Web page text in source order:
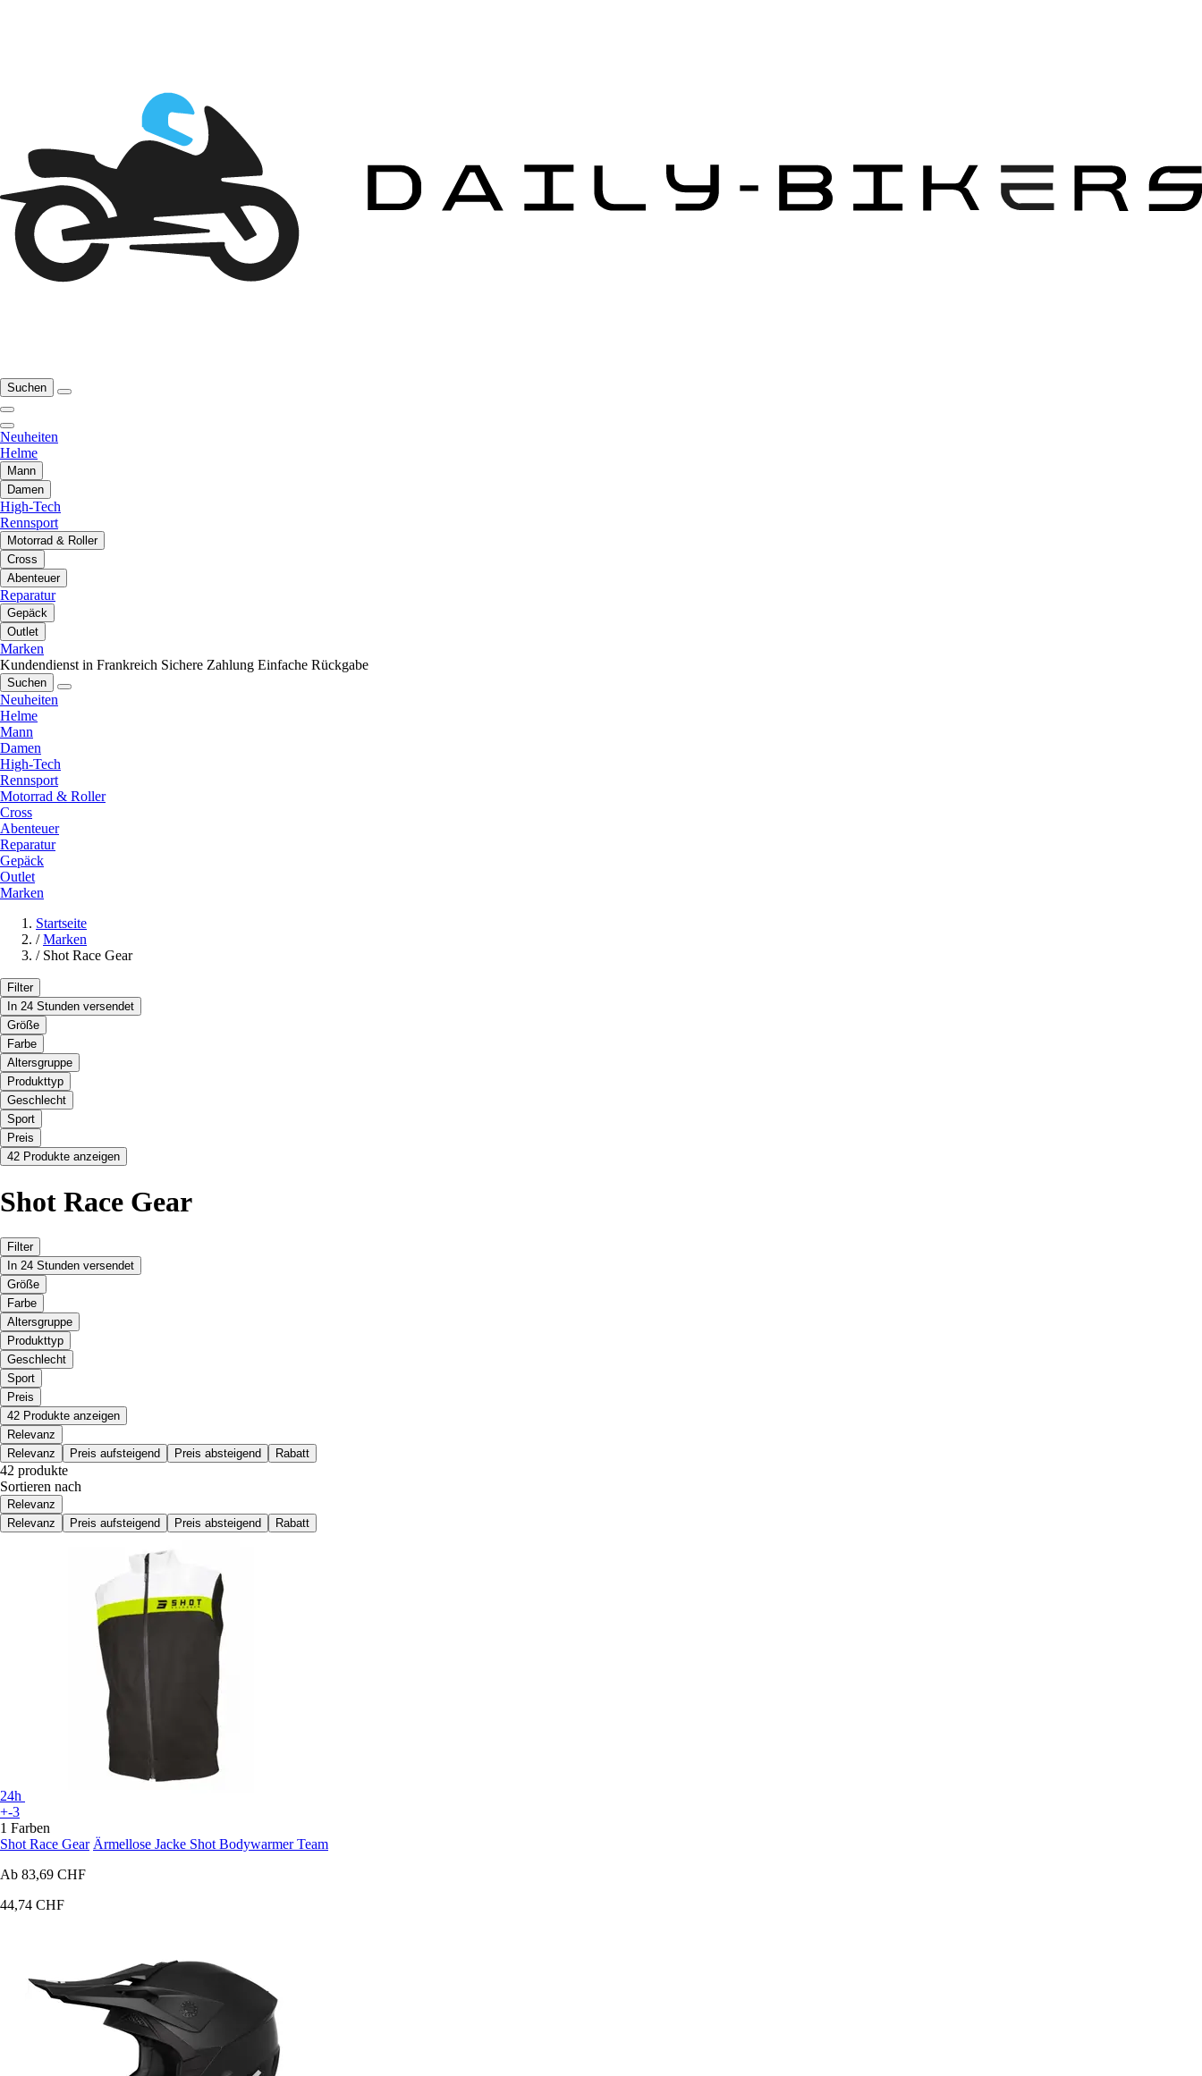
Suchen
Neuheiten
Helme
Mann
Damen
High-Tech
Rennsport
Motorrad & Roller
Cross
Abenteuer
Reparatur
Gepäck
Outlet
Marken
Kundendienst in Frankreich Sichere Zahlung Einfache Rückgabe
Suchen
Neuheiten
Helme
Mann
Damen
High-Tech
Rennsport
Motorrad & Roller
Cross
Abenteuer
Reparatur
Gepäck
Outlet
Marken
Startseite
/ Marken
/ Shot Race Gear
Filter
In 24 Stunden versendet
Größe
Farbe
Altersgruppe
Produkttyp
Geschlecht
Sport
Preis
42 Produkte anzeigen
Shot Race Gear
Filter
In 24 Stunden versendet
Größe
Farbe
Altersgruppe
Produkttyp
Geschlecht
Sport
Preis
42 Produkte anzeigen
Relevanz
Relevanz
Preis aufsteigend Preis absteigend Rabatt
42 produkte
Sortieren nach
Relevanz
Relevanz
Preis aufsteigend Preis absteigend Rabatt
24h
+-3
1 Farben
Shot Race Gear Ärmellose Jacke Shot Bodywarmer Team
Ab 83,69 CHF
44,74 CHF